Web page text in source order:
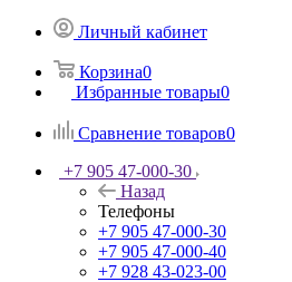
Личный кабинет
Корзина0
Избранные товары0
Сравнение товаров0
+7 905 47-000-30
Назад
Телефоны
+7 905 47-000-30
+7 905 47-000-40
+7 928 43-023-00